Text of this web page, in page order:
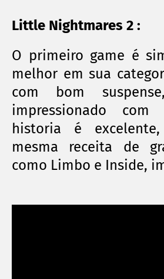
Little Nightmares 2 :
O primeiro game é
melhor em sua
com bom
impressionado
historia é
mesma receita de
como Limbo e Inside,